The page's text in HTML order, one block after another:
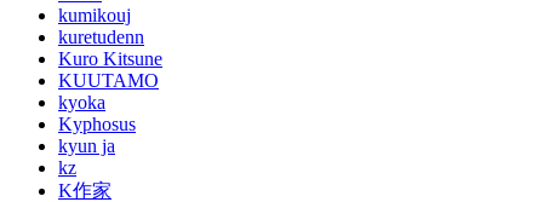
kumikouj
kuretudenn
Kuro Kitsune
KUUTAMO
kyoka
Kyphosus
kyun ja
kz
K作家